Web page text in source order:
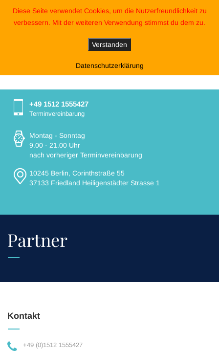
+49 1512 1555427
Terminvereinbarung
Montag - Sonntag
9.00 - 21.00 Uhr
nach vorheriger Terminvereinbarung
10245 Berlin, Corinthstraße 55
37133 Friedland Heiligenstädter Strasse 1
Partner
Kontakt
+49 (0)1512 1555427
Diese Seite verwendet Cookies, um die Nutzerfreundlichkeit zu
verbessern. Mit der weiteren Verwendung stimmst du dem zu.
Verstanden
Datenschutzerklärung